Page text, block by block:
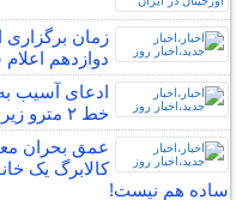
زمان برگزاری
دوازدهم
خط ۲ مترو زیر تیغ راستی‌آزمایی
عمق بحران
ساده هم نیست!